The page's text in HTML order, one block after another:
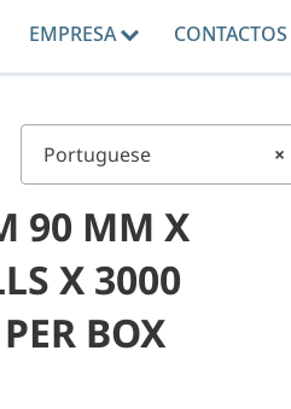
EMPRESA CONTACTOS
×
Portuguese
90 MM X
X 3000
BOX